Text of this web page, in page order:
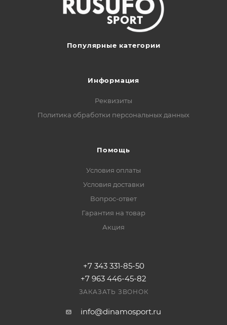
Популярные категории
Информация
Реквизиты
Политика обработки персональных данных
Помощь
Условия оплаты
Условия доставки
Вопрос-ответ
Гарантия на товар
Акция
+7 343 331-85-50
+7 963 446-45-82
ЗАКАЗАТЬ ЗВОНОК
info@dinamosport.ru